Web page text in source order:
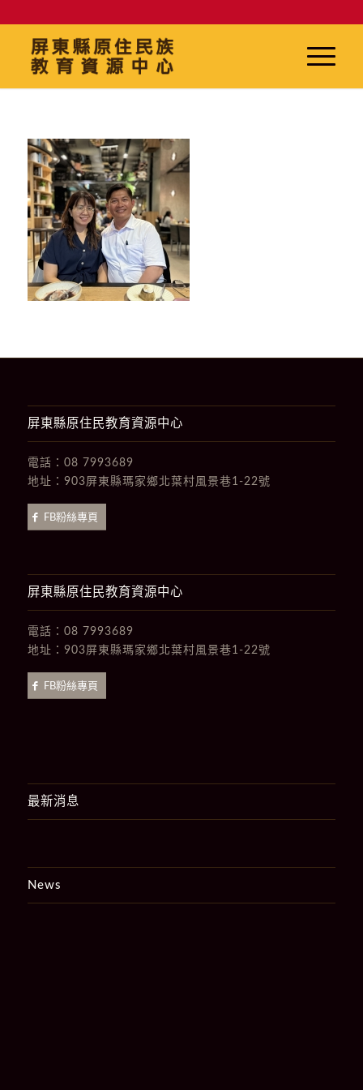
屏東縣原住民教育資源中心
電話： 08 7993689
地址： 903屏東縣瑪家鄉北葉村風景巷1-22號
FB粉絲專頁
屏東縣原住民教育資源中心
電話： 08 7993689
地址： 903屏東縣瑪家鄉北葉村風景巷1-22號
FB粉絲專頁
最新消息
News